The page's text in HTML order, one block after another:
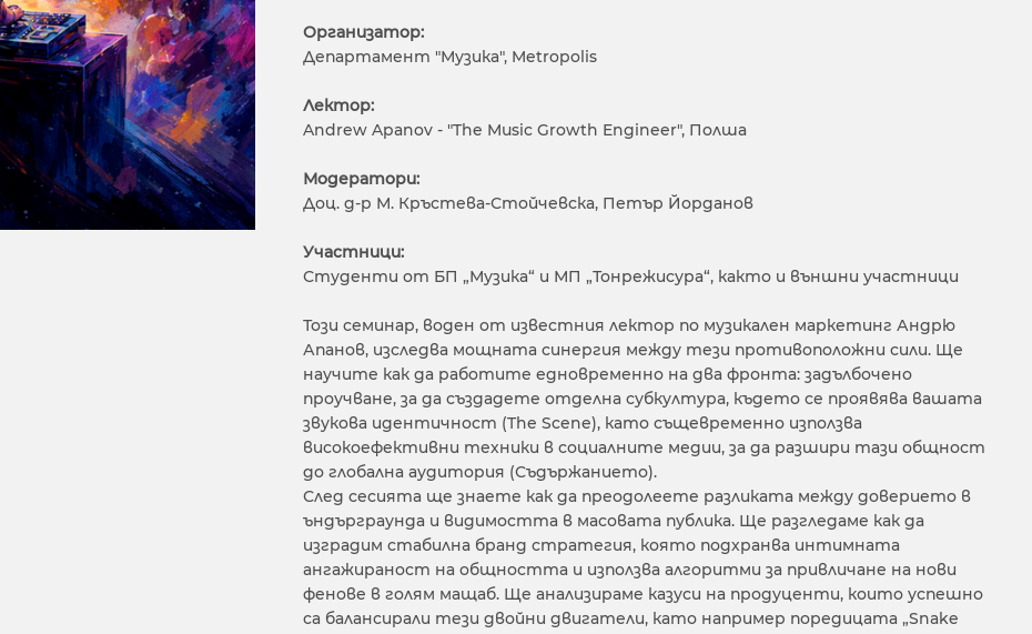
Организатор:
Департамент "Музика", Metropolis
Лектор:
Andrew Apanov - "The Music Growth Engineer", Полша
Модератори:
Доц. д-р М. Кръстева-Стойчевска, Петър Йорданов
Участници:
Студенти от БП „Музика“ и МП „Тонрежисура“, както и външни участници
Този семинар, воден от известния лектор по музикален маркетинг Андрю
Апанов, изследва мощната синергия между тези противоположни сили. Ще
научите как да работите едновременно на два фронта: задълбочено
проучване, за да създадете отделна субкултура, където се проявява вашата
звукова идентичност (The Scene), като същевременно използва
високоефективни техники в социалните медии, за да разшири тази общност
до глобална аудитория (Съдържанието).
След сесията ще знаете как да преодолеете разликата между доверието в
ъндърграунда и видимостта в масовата публика. Ще разгледаме как да
изградим стабилна бранд стратегия, която подхранва интимната
ангажираност на общността и използва алгоритми за привличане на нови
фенове в голям мащаб. Ще анализираме казуси на продуценти, които успешно
са балансирали тези двойни двигатели, като например поредицата „Snake